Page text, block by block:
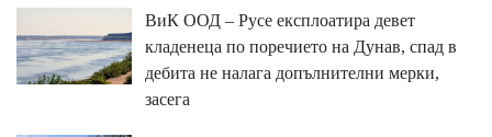
ВиК ООД – Русе експлоатира девет
кладенеца по поречието на Дунав, спад в
дебита не налага допълнителни мерки,
засега